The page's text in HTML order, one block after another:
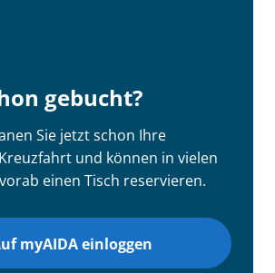
gebucht?
Sie jetzt schon Ihre
und können in vielen
einen Tisch reservieren.
myAIDA einloggen